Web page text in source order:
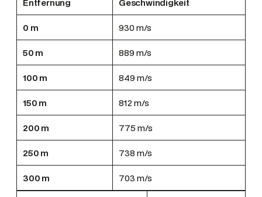
Entfernung Geschwindigkeit
0 m 930 m/s
50 m 889 m/s
100 m 849 m/s
150 m 812 m/s
200 m 775 m/s
250 m 738 m/s
300 m 703 m/s